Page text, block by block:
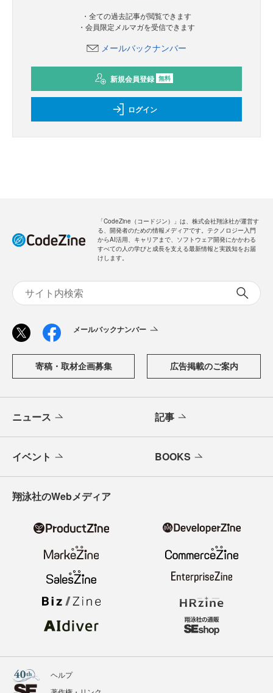
・全ての過去記事が閲覧できます
・会員限定メルマガを受信できます
メールバックナンバー
新規会員登録 無料
ログイン
「CodeZine（コードジン）」は、株式会社翔泳社が運営す
る、開発者のための情報メディアです。テクノロジー入門
からAI活用、キャリアまで、ソフトウェア開発にかかわる
すべての人の学びと成長を支える最新情報と実践知をお届
けします。
メールバックナンバー
寄稿・取材企画募集 広告掲載のご案内
ニュース 記事
イベント BOOKS
翔泳社のWebメディア
ヘルプ